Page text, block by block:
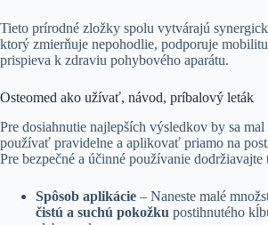
Tieto prírodné zložky spolu vytvárajú
ktorý zmierňuje nepohodlie, podporuje
prispieva k zdraviu pohybového aparátu.
Osteomed ako užívať, návod, príbalový leták
Pre dosiahnutie najlepších výsledkov by sa mal
používať pravidelne a aplikovať priamo na
Pre bezpečné a účinné používanie
Spôsob aplikácie – Naneste malé
čistú a suchú pokožku postihnutého